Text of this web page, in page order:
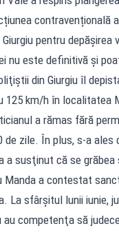
contravențională
pentru depășirea
nu este definitivă şi
din Giurgiu îl
125 km/h în localitatea
a rămas fără
de zile. În plus, s-a ales
a susţinut că se grăbea
Manda a contestat
La sfârşitul lunii iunie,
competenţa să